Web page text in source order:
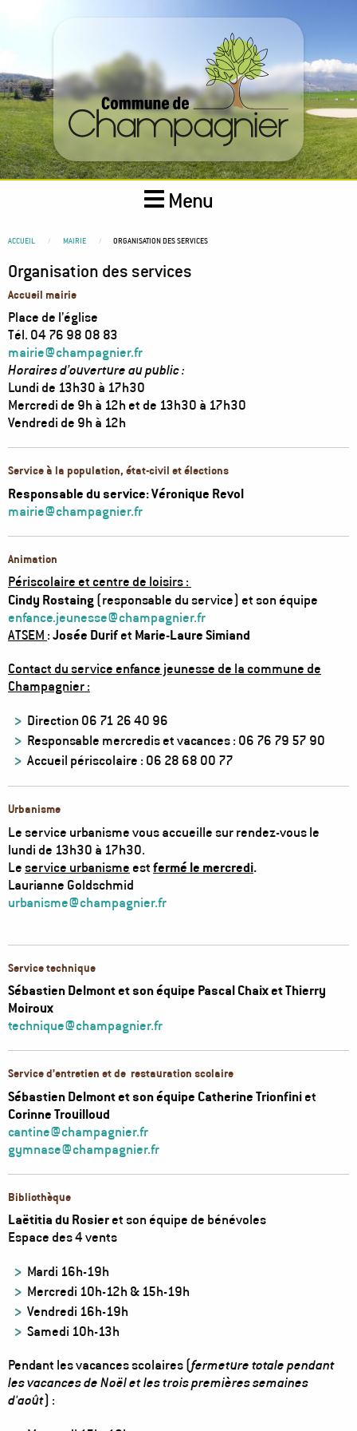
Menu
You
here
ACCUEIL MAIRIE ORGANISATION DES SERVICES
Organisation des services
Accueil mairie
Place de l’église
Tél. 04 76 98 08 83
mairie@champagnier.fr
Horaires d’ouverture au public :
Lundi de 13h30 à 17h30
Mercredi de 9h à 12h et de 13h30 à 17h30
Vendredi de 9h à 12h
Service à la population, état-civil et élections
Responsable du service: Véronique Revol
mairie@champagnier.fr
Animation
Périscolaire et centre de loisirs :
Cindy Rostaing (responsable du service) et son équipe
enfance.jeunesse@champagnier.fr
ATSEM :Josée Durifet Marie-Laure Simiand
Contact du service enfance jeunesse de la commune de
Champagnier :
Direction 06 71 26 40 96
Responsable mercredis et vacances : 06 76 79 57 90
Accueil périscolaire : 06 28 68 00 77
Urbanisme
Le service urbanisme vous accueille sur rendez-vous le
lundi de 13h30 à 17h30.
Leservice urbanisme estfermé le mercredi.
Laurianne Goldschmid
urbanisme@champagnier.fr
Service technique
Sébastien Delmont et son équipe Pascal Chaix et Thierry
Moiroux
technique@champagnier.fr
Service d’entretien et de restauration scolaire
Sébastien Delmont et son équipe Catherine Trionfiniet
Corinne Trouilloud
cantine@champagnier.fr
gymnase@champagnier.fr
Bibliothèque
Laëtitia du Rosieret son équipe de bénévoles
Espace des 4 vents
Mardi 16h-19h
Mercredi 10h-12h & 15h-19h
Vendredi 16h-19h
Samedi 10h-13h
Pendant les vacances scolaires (fermeture totale pendant
les vacances de Noël et les trois premières semaines
d'août) :